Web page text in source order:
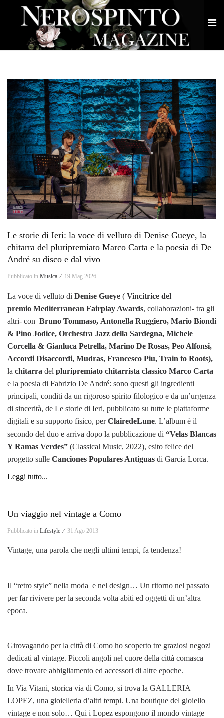
Le storie di Ieri: la voce di velluto di Denise Gueye, la
chitarra del pluripremiato Marco Carta e la poesia di De
André su disco e dal vivo
Pubblicato in Musica ⁄ 19 Mag 2026
La voce di velluto di Denise Gueye ( Vincitrice del
premio Mediterranean Fairplay Awards, collaborazioni- tra gli
altri- con Bruno Tommaso, Antonella Ruggiero, Mario Biondi
& Pino Jodice, Orchestra Jazz della Sardegna, Michele
Corcella & Gianluca Petrella, Marino De Rosas, Peo Alfonsi,
Accordi Disaccordi, Mudras, Francesco Piu, Train to Roots),
la chitarra del pluripremiato chitarrista classico Marco Carta
e la poesia di Fabrizio De André: sono questi gli ingredienti
principali, conditi da un rigoroso spirito filologico e da un’urgenza
di sincerità, de Le storie di Ieri, pubblicato su tutte le piattaforme
digitali e su supporto fisico, perClairedeLune. L’album è il
secondo del duo e arriva dopo la pubblicazione di “Velas Blancas
Y Ramas Verdes” (Classical Music, 2022), esito felice del
progetto sulle Canciones Populares Antiguas di Garcìa Lorca.
Leggi tutto...
Un viaggio nel vintage a Como
Pubblicato in Lifestyle ⁄ 31 Ago 2013
Vintage, una parola che negli ultimi tempi, fa tendenza!
Il “retro style” nella moda e nel design… Un ritorno nel passato
per far rivivere per la seconda volta abiti ed oggetti di un’altra
epoca.
Girovagando per la città di Como ho scoperto tre graziosi negozi
dedicati al vintage. Piccoli angoli nel cuore della città comasca
dove trovare abbigliamento ed accessori di altre epoche.
In Via Vitani, storica via di Como, si trova la GALLERIA
LOPEZ, una gioielleria d’altri tempi. Una boutique del gioiello
vintage e non solo… Qui i Lopez espongono il mondo vintage